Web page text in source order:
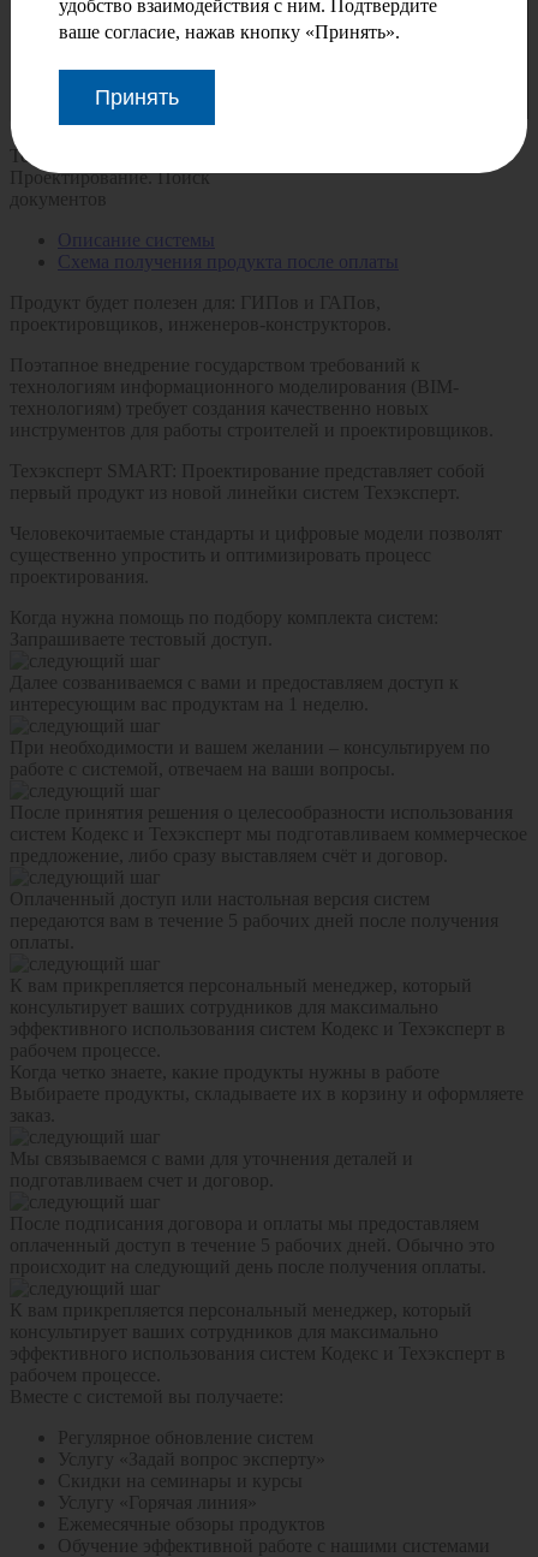
Техэксперт SMART:
Проектирование. Поиск
документов
Описание системы
Схема получения продукта после оплаты
Продукт будет полезен для:
ГИПов и ГАПов,
проектировщиков, инженеров-конструкторов.
Поэтапное внедрение государством требований к
технологиям информационного моделирования (BIM-
технологиям) требует создания качественно новых
инструментов для работы строителей и проектировщиков.
Техэксперт SMART: Проектирование представляет собой
первый продукт из новой линейки систем Техэксперт.
Человекочитаемые стандарты и цифровые модели позволят
существенно упростить и оптимизировать процесс
проектирования.
Когда нужна помощь по подбору комплекта систем:
Запрашиваете тестовый доступ.
Далее созваниваемся с вами и предоставляем доступ к
интересующим вас продуктам на 1 неделю.
При необходимости и вашем желании – консультируем по
работе с системой, отвечаем на ваши вопросы.
После принятия решения о целесообразности использования
систем Кодекс и Техэксперт мы подготавливаем коммерческое
предложение, либо сразу выставляем счёт и договор.
Оплаченный доступ или настольная версия систем
передаются вам в течение 5 рабочих дней после получения
оплаты.
К вам прикрепляется персональный менеджер, который
консультирует ваших сотрудников для максимально
эффективного использования систем Кодекс и Техэксперт в
рабочем процессе.
Когда четко знаете, какие продукты нужны в работе
Выбираете продукты, складываете их в корзину и оформляете
заказ.
Мы связываемся с вами для уточнения деталей и
подготавливаем счет и договор.
После подписания договора и оплаты мы предоставляем
оплаченный доступ в течение 5 рабочих дней. Обычно это
происходит на следующий день после получения оплаты.
К вам прикрепляется персональный менеджер, который
консультирует ваших сотрудников для максимально
эффективного использования систем Кодекс и Техэксперт в
рабочем процессе.
Вместе с системой вы получаете:
Регулярное обновление систем
Услугу «Задай вопрос эксперту»
Скидки на семинары и курсы
Услугу «Горячая линия»
Ежемесячные обзоры продуктов
Обучение эффективной работе с нашими системами
удобство взаимодействия с ним. Подтвердите
ваше согласие, нажав кнопку «Принять».
Принять